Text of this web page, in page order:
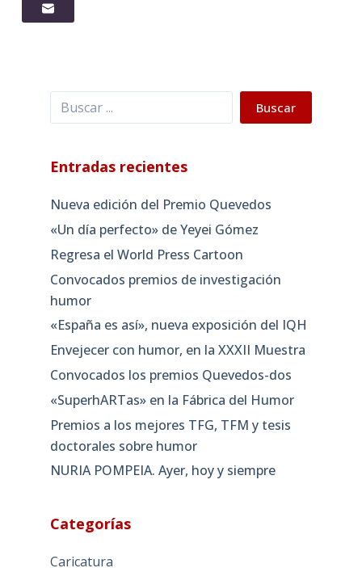
Buscar Buscar
Entradas recientes
Nueva edición del Premio Quevedos
«Un día perfecto» de Yeyei Gómez
Regresa el World Press Cartoon
Convocados premios de investigación
humor
«España es así», nueva exposición del IQH
Envejecer con humor, en la XXXII Muestra
Convocados los premios Quevedos-dos
«SuperhARTas» en la Fábrica del Humor
Premios a los mejores TFG, TFM y tesis
doctorales sobre humor
NURIA POMPEIA. Ayer, hoy y siempre
Categorías
Caricatura